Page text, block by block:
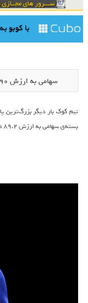
سهامی به ارزش ۹۰ میلیون دلار پاداشی برای تیم کوک
تیم کوک بار دیگر بزرگ‌ترین
بسته‌ی سهامی به ارزش ۸۹.۲ میلیون دلار دریافت کرد.